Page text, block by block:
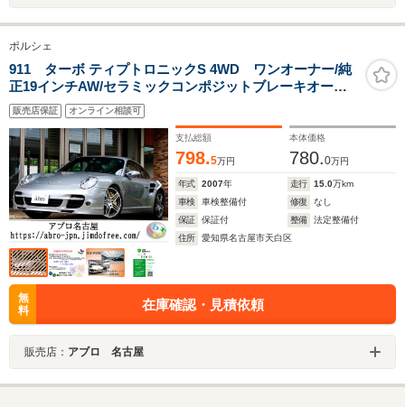
ポルシェ
911 ターボ ティプトロニックS 4WD ワンオーナー/純
正19インチAW/セラミックコンポジットブレーキオール
レザーインテリア/イエローキャリバー/スポーツクロノパ
ッケージ/パーキングセンサー/シートヒーター/クルーズコ
ントロール
販売店保証 オンライン相談可
支払総額
798.5万円
本体価格
780.0万円
年式 2007年 走行 15.0万km
車検
車検整備付 修復
なし
保証
保証付 整備
法定整備付
住所
愛知県名古屋市天白区
無
料
在庫確認・見積依頼
販売店： アブロ 名古屋